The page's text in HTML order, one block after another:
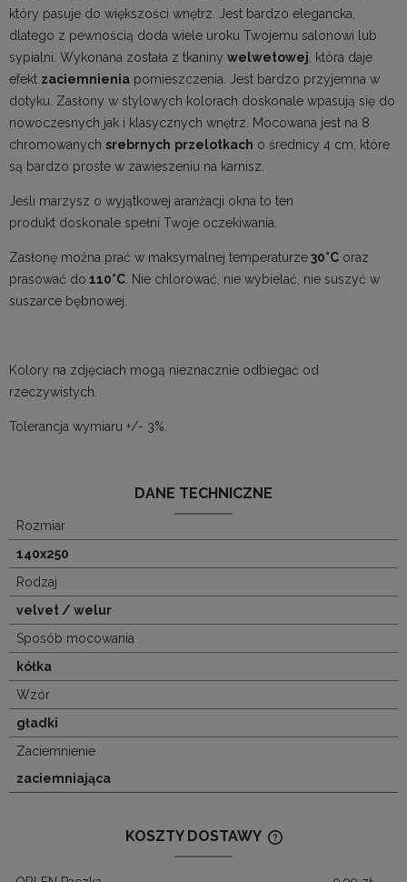
który pasuje do większości wnętrz. Jest bardzo elegancka,
dlatego z pewnością doda wiele uroku Twojemu salonowi lub
sypialni. Wykonana została z tkaniny welwetowej , która daje
efekt zaciemnienia pomieszczenia. Jest bardzo przyjemna w
dotyku. Zasłony w stylowych kolorach doskonale wpasują się do
nowoczesnych jak i klasycznych wnętrz. Mocowana jest na 8
chromowanych srebrnych przelotkach o średnicy 4 cm, które
są bardzo proste w zawieszeniu na karnisz.
Jeśli marzysz o wyjątkowej aranżacji okna to ten
produkt doskonale spełni Twoje oczekiwania.
Zasłonę można prać w maksymalnej temperaturze30°C oraz
prasować do 110°C Nie chlorować, nie wybielać, nie suszyć w
suszarce bębnowej.
Kolory na zdjęciach mogą nieznacznie odbiegać od
rzeczywistych.
Tolerancja wymiaru +/- 3%.
DANE TECHNICZNE
Rozmiar
140x250
Rodzaj
velvet / welur
Sposób mocowania
kółka
Wzór
gładki
Zaciemnienie
zaciemniająca
KOSZTY DOSTAWY